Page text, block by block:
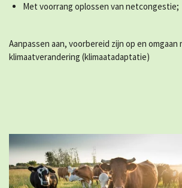
Met voorrang oplossen van netcongestie;
Aanpassen aan, voorbereid zijn op en omgaan
klimaatverandering (klimaatadaptatie)